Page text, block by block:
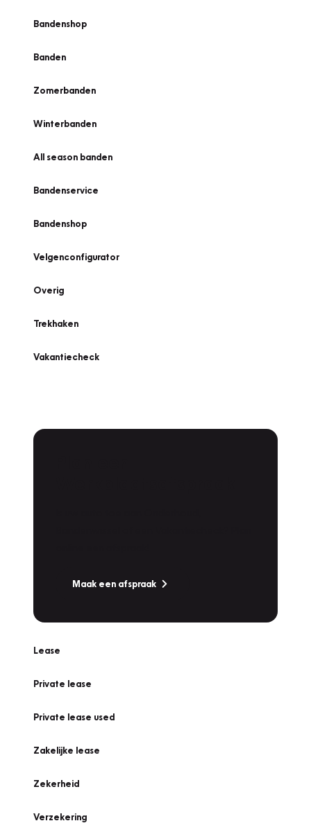
Bandenshop
Banden
Zomerbanden
Winterbanden
All season banden
Bandenservice
Bandenshop
Velgenconfigurator
Overig
Trekhaken
Vakantiecheck
Maak een afspraak
Lease
Private lease
Private lease used
Zakelijke lease
Zekerheid
Verzekering